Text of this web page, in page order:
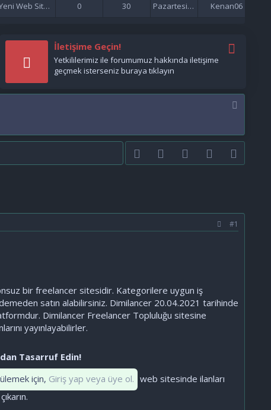
Yeni Web Siteleri - Site Tanıtımı 0 30 Pazartesi saat 21:37'de Kenan06
İletişime Geçin!
Yetkililerimiz ile forumumuz hakkında iletişime
geçmek isterseniz buraya tıklayın
FacebookTwitter youtubeBize ulaşın
#1
bir freelancer sitesidir. Kategorilere uygun iş
satın alabilirsiniz. Dimilancer 20.04.2021 tarihinde
Dimilancer Freelancer Topluluğu sitesine
yayınlayabilirler.
Tasarruf Edin!
için, Giriş yap veya üye ol. web sitesinde ilanları